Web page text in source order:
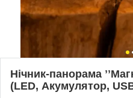
Нічник-панорама
(LED, Акумулятор,